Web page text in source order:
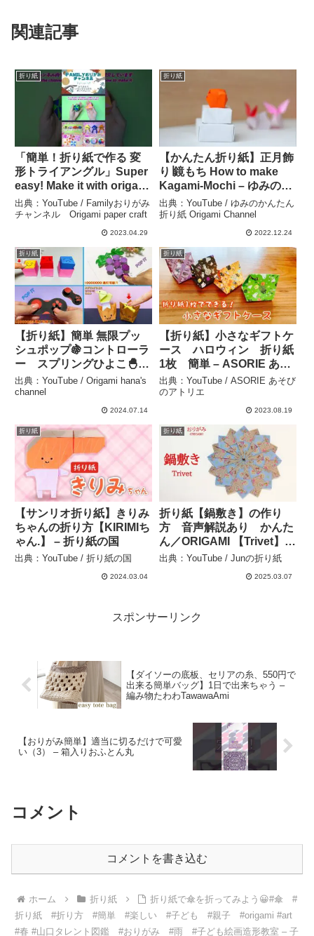
関連記事
折り紙
「簡単！折り紙で作る 変
形トライアングル」Super
easy! Make it with origami
turnip #shorts – Familyお
りがみチャンネル
Origami paper craft
出典：YouTube / Familyおりがみ
チャンネル Origami paper craft
2023.04.29
折り紙
【かんたん折り紙】正月飾
り∣鏡もち How to make
Kagami-Mochi – ゆみのか
んたん折り紙 Origami
Channel
出典：YouTube / ゆみのかんたん
折り紙 Origami Channel
2022.12.24
折り紙
【折り紙】簡単 無限プッ
シュポップ🍇コントローラ
ー スプリングひよこ🐣
How to make POP IT
Fidget toy#葡萄#おもちゃ
#玩具#장난감#팝잇#折り
Origami hana’s channel
出典：YouTube / Origami hana's
channel
2024.07.14
折り紙
【折り紙】小さなギフトケ
ース ハロウィン 折り紙
1枚 簡単 – ASORIE あそ
びのアトリエ
出典：YouTube / ASORIE あそび
のアトリエ
2023.08.19
折り紙
【サンリオ折り紙】きりみ
ちゃんの折り方【KIRIMIち
ゃん.】 – 折り紙の国
出典：YouTube / 折り紙の国
2024.03.04
折り紙
折り紙【鍋敷き】の作り
方 音声解説あり かんた
ん／ORIGAMI 【Trivet】
with subtitles – Junの折り
出典：YouTube / Junの折り紙
2025.03.07
スポンサーリンク
【ダイソーの底板、セリアの糸、550円で
出来る簡単バッグ】1日で出来ちゃう –
編み物たわわTawawaAmi
【おりがみ簡単】適当に切るだけで可愛
い（3） – 箱入りおふとん丸
コメント
コメントを書き込む
ホーム 折り紙
折り紙で傘を折ってみよう😀#傘 #
折り紙 #折り方 #簡単 #楽しい #子ども #親子 #origami #art
#春 #山口タレント図鑑 #おりがみ #雨 #子ども絵画造形教室 – 子